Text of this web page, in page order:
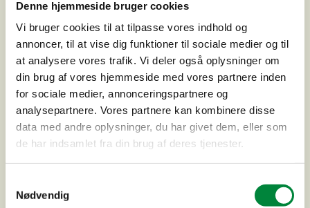
Denne hjemmeside bruger cookies
Vi bruger cookies til at tilpasse vores indhold og
annoncer, til at vise dig funktioner til sociale medier og til
at analysere vores trafik. Vi deler også oplysninger om
din brug af vores hjemmeside med vores partnere inden
for sociale medier, annonceringspartnere og
analysepartnere. Vores partnere kan kombinere disse
data med andre oplysninger, du har givet dem, eller som
de har indsamlet fra din brug af deres tjenester.
Nødvendig
Ledningsrenovering St. Havelse